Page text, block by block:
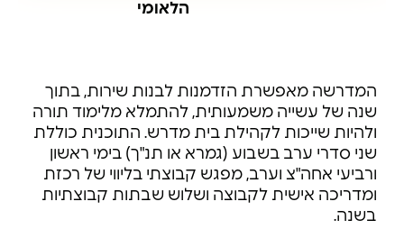
הלאומי
המדרשה מאפשרת הזדמנות לבנות שירות, בתוך
שנה של עשייה משמעותית, להתמלא מלימוד תורה
ולהיות שייכות לקהילת בית מדרש. התוכנית כוללת
שני סדרי ערב בשבוע (גמרא או תנ"ך) בימי ראשון
ורביעי אחה"צ וערב, מפגש קבוצתי בליווי של רכזת
ומדריכה אישית לקבוצה ושלוש שבתות קבוצתיות
בשנה.